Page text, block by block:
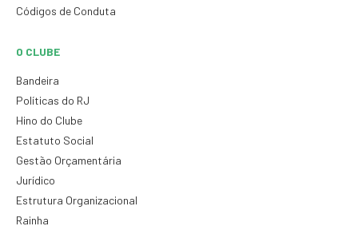
Códigos de Conduta
O CLUBE
Bandeira
Políticas do RJ
Hino do Clube
Estatuto Social
Gestão Orçamentária
Jurídico
Estrutura Organizacional
Rainha